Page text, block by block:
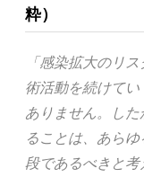
粋）
「感染拡大のリ
術活動を続けて
ありません。し
ることは、あら
段であるべきと考